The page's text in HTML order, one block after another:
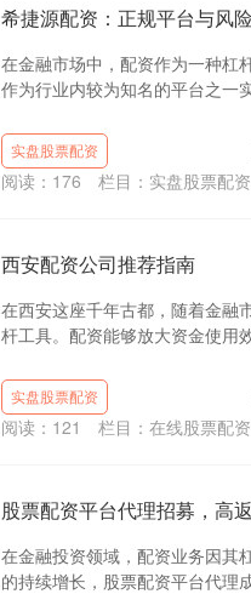
希捷源配资：正规平台与风
在金融市场中，配资作为一种杠
作为行业内较为知名的平台之一
实盘股票配资
阅读： 176 栏目： 实盘股票配资
西安配资公司推荐指南
在西安这座千年古都，随着金融
杆工具。配资能够放大资金使用
实盘股票配资
阅读： 121 栏目： 在线股票配
股票配资平台代理招募，高
在金融投资领域，配资业务因其
的持续增长，股票配资平台代理